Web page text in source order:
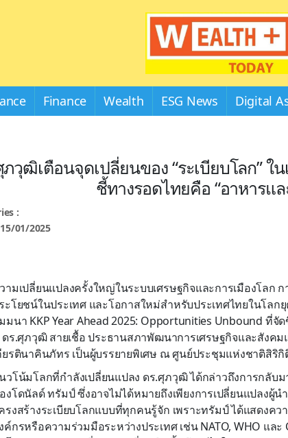
Finance Wealth ESG News Digital
วุฒิเตือนจุดเปลี่ยนของ “ระเบียบโลก” ใน
ชี้ทางรอดไทยคือ “อาหารแล
:
01/2025
ามเปลี่ยนแปลงครั้งใหญ่ในระบบเศรษฐกิจและการเมืองโลก
ะโยชน์ในประเทศ และโอกาสใหม่สำหรับประเทศไทยในโลก
มนา KKP Year Ahead 2025: Opportunities Unbound ที่
ดร.ศุภวุฒิ สายเชื้อ ประธานสภาพัฒนาการเศรษฐกิจและสังค
ยรตินาคินภัทร เป็นผู้บรรยายพิเศษ ณ ศูนย์ประชุมแห่งชาติสิริ
วโน้มโลกที่กำลังเปลี่ยนแปลง ดร.ศุภวุฒิ ได้กล่าวถึงการกลับ
งโดนัลด์ ทรัมป์ ซึ่งอาจไม่ได้หมายถึงเพียงการเปลี่ยนแปลงผู้
รงสร้างระเบียบโลกแบบที่ทุกคนรู้จัก เพราะทรัมป์ ได้แสดงค
ค์กรหรือความร่วมมือระหว่างประเทศ เช่น NATO, WHO แล